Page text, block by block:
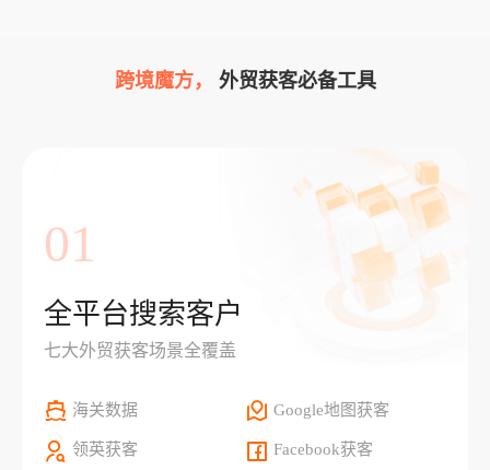
跨境魔方， 外贸获客必备工具
01
全平台搜索客户
七大外贸获客场景全覆盖
海关数据 Google地图获客
领英获客 Facebook获客